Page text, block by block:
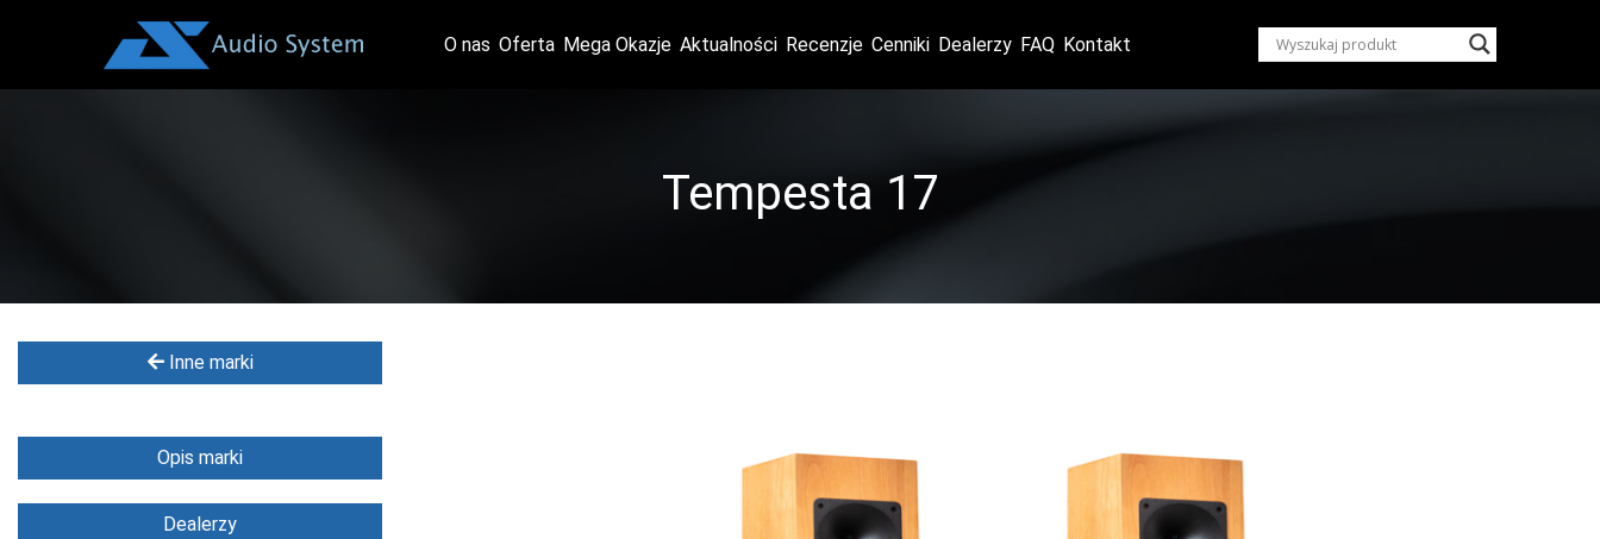
O nas Oferta Mega Okazje Aktualności Recenzje Cenniki Dealerzy FAQ Kontakt
Tempesta 17
Inne marki
Opis marki
Dealerzy